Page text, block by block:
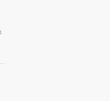
对话】华住集团